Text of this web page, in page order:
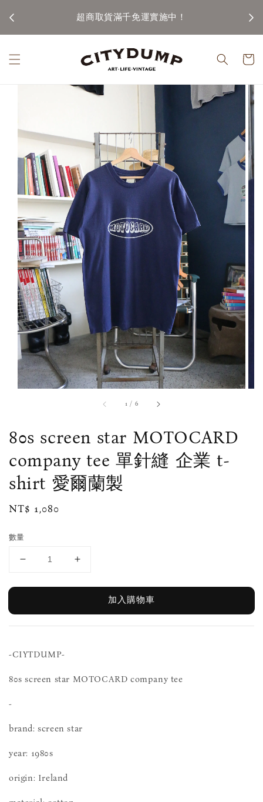
加入會員即可使用滿千折百購物金!!! (code: CTD100)
加入會員 join us
1 / 6
80s screen star MOTOCARD
company tee 單針縫 企業 t-
shirt 愛爾蘭製
Regular
NT$ 1,080
數量
加入購物車
-CIYTDUMP-
80s screen star MOTOCARD company tee
-
brand: screen star
year: 1980s
origin: Ireland